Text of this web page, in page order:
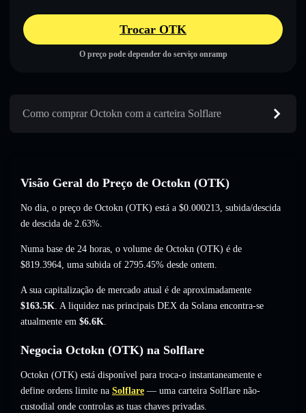
Trocar OTK
O preço pode depender do serviço onramp
Como comprar Octokn com a carteira Solflare
Visão Geral do Preço de Octokn (OTK)
No dia, o preço de Octokn (OTK) está a $0.000213, subida/descida
de descida de 2.63%.
Numa base de 24 horas, o volume de Octokn (OTK) é de
$819.3964, uma subida of 2795.45% desde ontem.
A sua capitalização de mercado atual é de aproximadamente
$163.5K. A liquidez nas principais DEX da Solana encontra-se
atualmente em $6.6K.
Negocia Octokn (OTK) na Solflare
Octokn (OTK) está disponível para troca-o instantaneamente e
define ordens limite na Solflare — uma carteira Solflare não-
custodial onde controlas as tuas chaves privadas.